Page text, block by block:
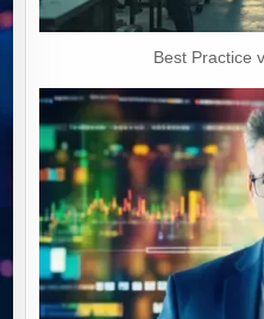
Best Practice